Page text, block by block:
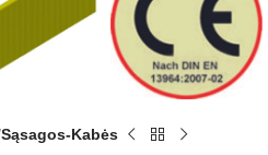
Sąsagos-Kabės